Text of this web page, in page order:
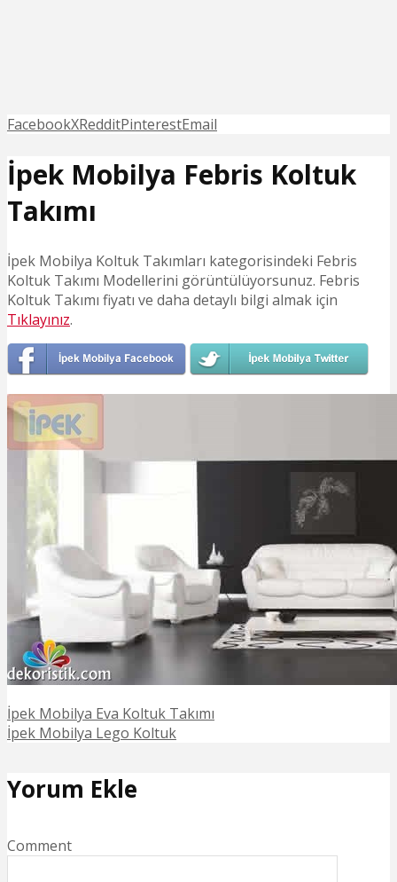
FacebookXRedditPinterestEmail
İpek Mobilya Febris Koltuk
Takımı
İpek Mobilya Koltuk Takımları kategorisindeki Febris
Koltuk Takımı Modellerini görüntülüyorsunuz. Febris
Koltuk Takımı fiyatı ve daha detaylı bilgi almak için
Tıklayınız.
İpek Mobilya Eva Koltuk Takımı
İpek Mobilya Lego Koltuk
Yorum Ekle
Comment